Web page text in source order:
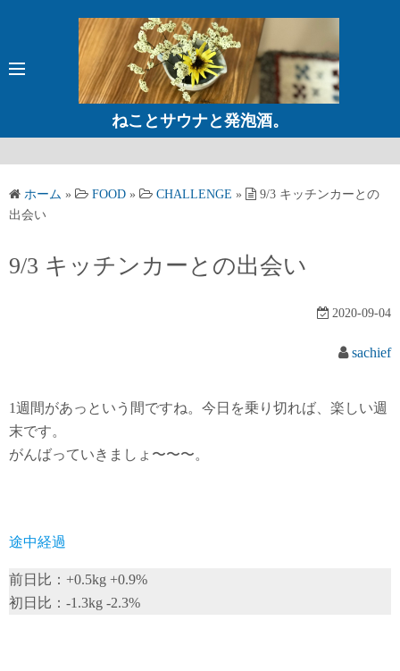
ン
ッ
プ
ねことサウナと発泡酒。
ホーム » FOOD » CHALLENGE »
9/3 キッチンカーとの
出会い
9/3 キッチンカーとの出会い
2020-09-04
sachief
1週間があっという間ですね。今日を乗り切れば、楽しい週
末です。
がんばっていきましょ〜〜〜。
途中経過
前日比：+0.5kg +0.9%
初日比：-1.3kg -2.3%